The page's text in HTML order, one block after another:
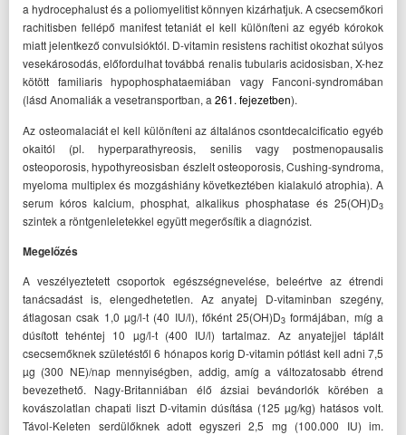
a hydrocephalust és a poliomyelitist könnyen kizárhatjuk. A csecsemőkori
rachitisben fellépő manifest tetaniát el kell különíteni az egyéb kórokok
miatt jelentkező convulsióktól. D-vitamin resistens rachitist okozhat súlyos
vesekárosodás, előfordulhat továbbá renalis tubularis acidosisban, X-hez
kötött familiaris hypophosphataemiában vagy Fanconi-syndromában
(lásd Anomaliák a vesetransportban, a 261. fejezetben).
Az osteomalaciát el kell különíteni az általános csontdecalcificatio egyéb
okaitól (pl. hyperparathyreosis, senilis vagy postmenopausalis
osteoporosis, hypothyreosisban észlelt osteoporosis, Cushing-syndroma,
myeloma multiplex és mozgáshiány következtében kialakuló atrophia). A
serum kóros kalcium, phosphat, alkalikus phosphatase és 25(OH)D3
szintek a röntgenleletekkel együtt megerősítik a diagnózist.
Megelőzés
A veszélyeztetett csoportok egészségnevelése, beleértve az étrendi
tanácsadást is, elengedhetetlen. Az anyatej D-vitaminban szegény,
átlagosan csak 1,0 µg/l-t (40 IU/l), főként 25(OH)D3 formájában, míg a
dúsított tehéntej 10 µg/l-t (400 IU/l) tartalmaz. Az anyatejjel táplált
csecsemőknek születéstől 6 hónapos korig D-vitamin pótlást kell adni 7,5
µg (300 NE)/nap mennyiségben, addig, amíg a változatosabb étrend
bevezethető. Nagy-Britanniában élő ázsiai bevándorlók körében a
kovászolatlan chapati liszt D-vitamin dúsítása (125 µg/kg) hatásos volt.
Távol-Keleten serdülőknek adott egyszeri 2,5 mg (100.000 IU) im.